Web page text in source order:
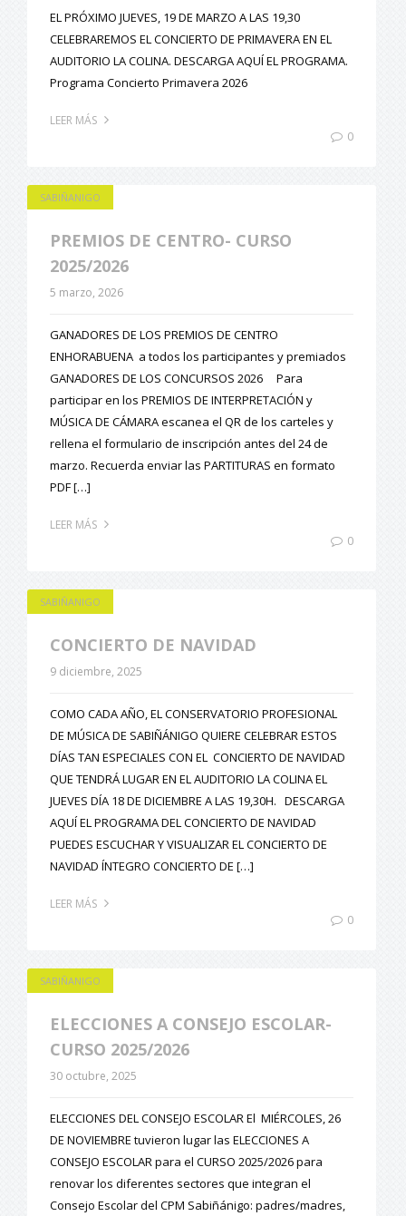
EL PRÓXIMO JUEVES, 19 DE MARZO A LAS 19,30
CELEBRAREMOS EL CONCIERTO DE PRIMAVERA EN EL
AUDITORIO LA COLINA. DESCARGA AQUÍ EL PROGRAMA.
Programa Concierto Primavera 2026
LEER MÁS
0
SABIÑANIGO
PREMIOS DE CENTRO- CURSO
2025/2026
5 marzo, 2026
GANADORES DE LOS PREMIOS DE CENTRO
ENHORABUENA a todos los participantes y premiados
GANADORES DE LOS CONCURSOS 2026 Para
participar en los PREMIOS DE INTERPRETACIÓN y
MÚSICA DE CÁMARA escanea el QR de los carteles y
rellena el formulario de inscripción antes del 24 de
marzo. Recuerda enviar las PARTITURAS en formato
PDF […]
LEER MÁS
0
SABIÑANIGO
CONCIERTO DE NAVIDAD
9 diciembre, 2025
COMO CADA AÑO, EL CONSERVATORIO PROFESIONAL
DE MÚSICA DE SABIÑÁNIGO QUIERE CELEBRAR ESTOS
DÍAS TAN ESPECIALES CON EL CONCIERTO DE NAVIDAD
QUE TENDRÁ LUGAR EN EL AUDITORIO LA COLINA EL
JUEVES DÍA 18 DE DICIEMBRE A LAS 19,30H. DESCARGA
AQUÍ EL PROGRAMA DEL CONCIERTO DE NAVIDAD
PUEDES ESCUCHAR Y VISUALIZAR EL CONCIERTO DE
NAVIDAD ÍNTEGRO CONCIERTO DE […]
LEER MÁS
0
SABIÑANIGO
ELECCIONES A CONSEJO ESCOLAR-
CURSO 2025/2026
30 octubre, 2025
ELECCIONES DEL CONSEJO ESCOLAR El MIÉRCOLES, 26
DE NOVIEMBRE tuvieron lugar las ELECCIONES A
CONSEJO ESCOLAR para el CURSO 2025/2026 para
renovar los diferentes sectores que integran el
Consejo Escolar del CPM Sabiñánigo: padres/madres,